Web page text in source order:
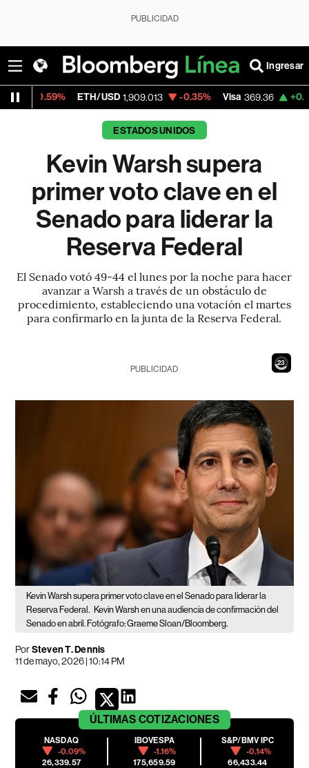
PUBLICIDAD
Ingresar
ETH/USD 1,909.013 -0.35% Visa 369.36 +0.22%
ESTADOS UNIDOS
Kevin Warsh supera
primer voto clave en el
Senado para liderar la
Reserva Federal
El Senado votó 49-44 el lunes por la noche para hacer
avanzar a Warsh a través de un obstáculo de
procedimiento, estableciendo una votación el martes
para confirmarlo en la junta de la Reserva Federal.
21
PUBLICIDAD
Kevin Warsh supera primer voto clave en el Senado para liderar la
Reserva Federal. Kevin Warsh en una audiencia de confirmación del
Senado en abril. Fotógrafo: Graeme Sloan/Bloomberg.
PorSteven T. Dennis
11 de mayo, 2026 | 10:14 PM
ÚLTIMAS COTIZACIONES
NASDAQ
-0.09%
26,339.57
IBOVESPA
-1.16%
175,659.59
S&P/BMV IPC
-0.14%
66,433.44